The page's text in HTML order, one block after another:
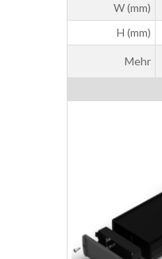
W (mm)
H (mm)
Mehr